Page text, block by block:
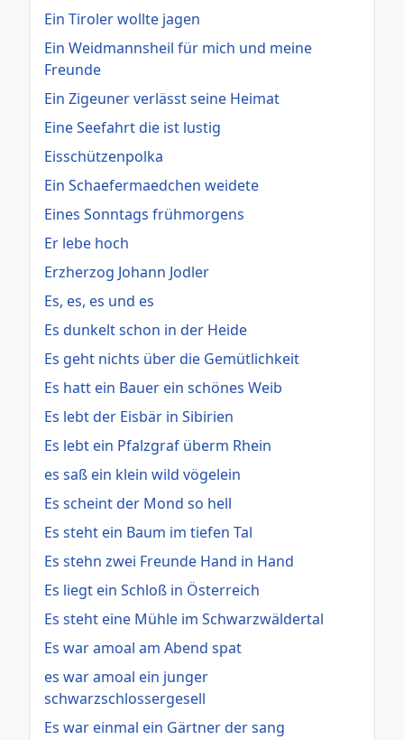
Ein Tiroler wollte jagen
Ein Weidmannsheil für mich und meine
Freunde
Ein Zigeuner verlässt seine Heimat
Eine Seefahrt die ist lustig
Eisschützenpolka
Ein Schaefermaedchen weidete
Eines Sonntags frühmorgens
Er lebe hoch
Erzherzog Johann Jodler
Es, es, es und es
Es dunkelt schon in der Heide
Es geht nichts über die Gemütlichkeit
Es hatt ein Bauer ein schönes Weib
Es lebt der Eisbär in Sibirien
Es lebt ein Pfalzgraf überm Rhein
es saß ein klein wild vögelein
Es scheint der Mond so hell
Es steht ein Baum im tiefen Tal
Es stehn zwei Freunde Hand in Hand
Es liegt ein Schloß in Österreich
Es steht eine Mühle im Schwarzwäldertal
Es war amoal am Abend spat
es war amoal ein junger
schwarzschlossergesell
Es war einmal ein Gärtner der sang